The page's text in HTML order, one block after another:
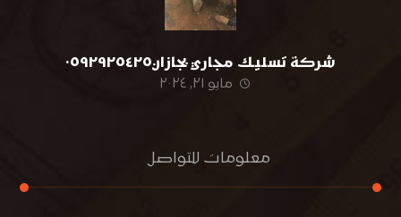
شركة تسليك مجاري بجازان٠٥٩٢٩٢٥٤٢٥
مايو ٢١, ٢٠٢٤
معلومات للتواصل